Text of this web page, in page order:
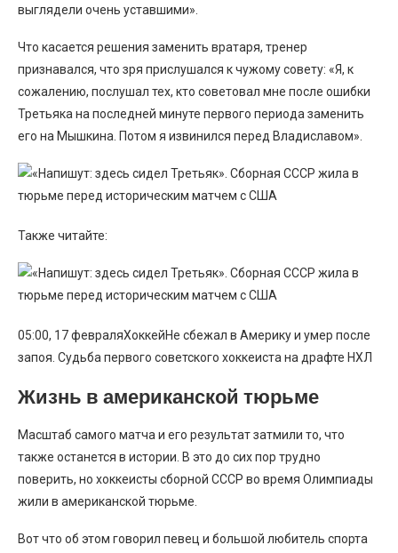
выглядели очень уставшими».
Что касается решения заменить вратаря, тренер
признавался, что зря прислушался к чужому совету: «Я, к
сожалению, послушал тех, кто советовал мне после ошибки
Третьяка на последней минуте первого периода заменить
его на Мышкина. Потом я извинился перед Владиславом».
Также читайте:
05:00, 17 февраляХоккейНе сбежал в Америку и умер после
запоя. Судьба первого советского хоккеиста на драфте НХЛ
Жизнь в американской тюрьме
Масштаб самого матча и его результат затмили то, что
также останется в истории. В это до сих пор трудно
поверить, но хоккеисты сборной СССР во время Олимпиады
жили в американской тюрьме.
Вот что об этом говорил певец и большой любитель спорта